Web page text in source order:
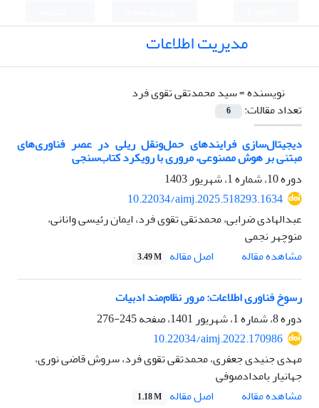
مدیریت اطلاعات
نویسنده =سید محمدتقی تقوی فرد
تعداد مقالات:
6
دیجیتال‌سازی فرایندهای حمل‌ونقل ریلی در عصر فناوری‌‌های
مبتنی بر هوش مصنوعی، مروری با رویکرد کتاب‌‌سنجی
دوره 10، شماره 1، شهریور 1403
10.22034/aimj.2025.518293.1634
عبدالهادی ضرابی، محمدتقی تقوی فرد، ایمان رئیسی وانانی،
منوچهر نجمی
مشاهده مقاله
اصل مقاله 3.49 M
رسوخ فناوری اطلاعات: مرور نظام‌مند ادبیات
دوره 8، شماره 1، شهریور 1401، صفحه
245-276
10.22034/aimj.2022.170986
مهدی جنیدی جعفری، محمدتقی تقوی فرد، سروش قاض‍ی نوری،
جهانیار بامدادصوفی
مشاهده مقاله
اصل مقاله 1.18 M